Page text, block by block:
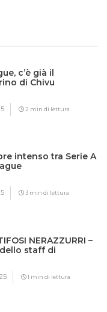
c’è già il
di Chivu
2 min di lettura
intenso tra Serie A
3 min di lettura
NERAZZURRI –
staff di
1 min di lettura